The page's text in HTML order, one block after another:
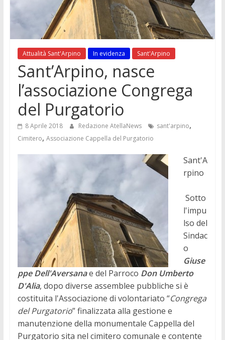
Attualità Sant'Arpino In evidenza Sant'Arpino
Sant’Arpino, nasce
l’associazione Congrega
del Purgatorio
8 Aprile 2018 Redazione AtellaNews sant'arpino,
Cimitero, Associazione Cappella del Purgatorio
Sant'A
rpino
Sotto
l'impu
lso del
Sindac
o
Giuse
ppe Dell'Aversanae del Parroco Don Umberto
D'Alia, dopo diverse assemblee pubbliche si è
costituita l'Associazione di volontariato “Congrega
del Purgatorio” finalizzata alla gestione e
manutenzione della monumentale Cappella del
Purgatorio sita nel cimitero comunale e contente